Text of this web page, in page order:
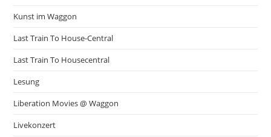
Kunst im Waggon
Last Train To House-Central
Last Train To Housecentral
Lesung
Liberation Movies @ Waggon
Livekonzert